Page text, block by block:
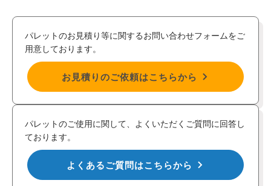
パレットのお見積り等に関するお問い合わせフォームをご
用意しております。
お見積りのご依頼はこちらから
パレットのご使用に関して、よくいただくご質問に回答し
ております。
よくあるご質問はこちらから